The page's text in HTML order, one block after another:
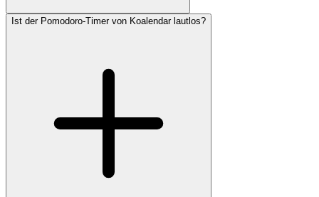
Ist der Pomodoro-Timer von Koalendar lautlos?